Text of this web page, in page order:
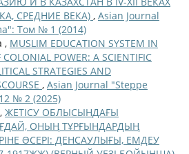
СРЕДНИЕ ВЕКА) , Asian Journal
Том № 1 (2014)
, MUSLIM EDUCATION SYSTEM IN
POWER: A SCIENTIFIC
STRATEGIES AND
, Asian Journal "Steppe
№ 2 (2025)
ЖЕТІСУ ОБЛЫСЫНДАҒЫ
ОНЫҢ ТҰРҒЫНДАРДЫҢ
ƏСЕРІ: ДЕНСАУЛЫҒЫ, ЕМДЕУ